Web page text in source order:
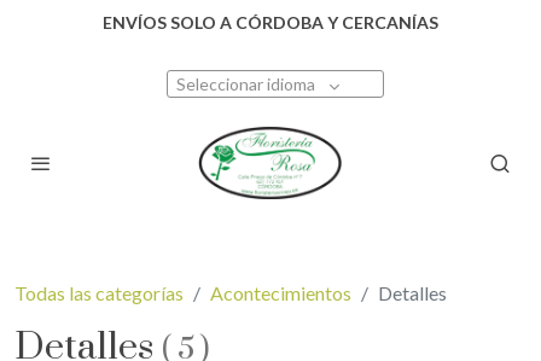
ENVÍOS SOLO A CÓRDOBA Y CERCANÍAS
Seleccionar idioma
Todas las categorías Acontecimientos Detalles
Detalles ( 5 )